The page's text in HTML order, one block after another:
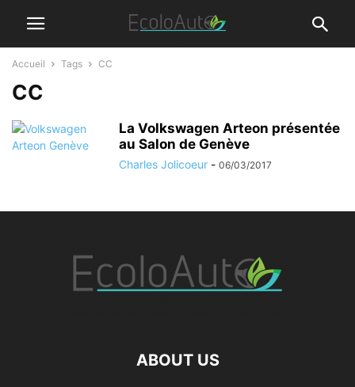
Accueil Tags CC
CC
La Volkswagen Arteon présentée
au Salon de Genève
Charles Jolicoeur - 06/03/2017
ABOUT US